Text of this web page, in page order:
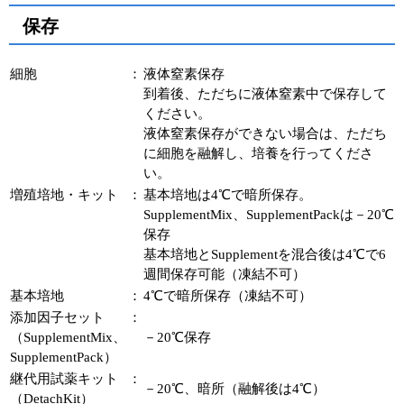
保存
細胞 ： 液体窒素保存
到着後、ただちに液体窒素中で保存して
ください。
液体窒素保存ができない場合は、ただち
に細胞を融解し、培養を行ってくださ
い。
増殖培地・キット
： 基本培地は4℃で暗所保存。
SupplementMix、SupplementPackは－20℃
保存
基本培地とSupplementを混合後は4℃で6
週間保存可能（凍結不可）
基本培地
： 4℃で暗所保存（凍結不可）
添加因子セット
（SupplementMix、
SupplementPack）
：
－20℃保存
継代用試薬キット
（DetachKit）
：
－20℃、暗所（融解後は4℃）